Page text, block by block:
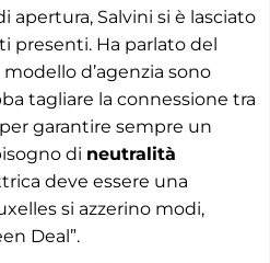
apertura, Salvini si è lasciato
presenti. Ha parlato del
modello d’agenzia sono
tagliare la connessione tra
garantire sempre un
di neutralità
deve essere una
si azzerino modi,
Deal”.